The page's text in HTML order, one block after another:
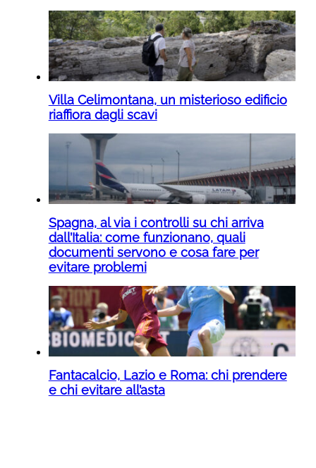
Villa Celimontana, un misterioso edificio
riaffiora dagli scavi
Spagna, al via i controlli su chi arriva
dall’Italia: come funzionano, quali
documenti servono e cosa fare per
evitare problemi
Fantacalcio, Lazio e Roma: chi prendere
e chi evitare all’asta